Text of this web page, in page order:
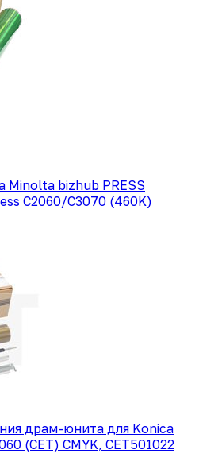
Minolta bizhub PRESS
C2060/C3070 (460K)
драм-юнита для Konica
(CET) CMYK, CET501022